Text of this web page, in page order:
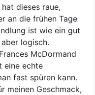
dieses raue,
an die frühen Tage
ist wie ein gut
logisch.
McDormand
eine echte
fast spüren kann.
meinen Geschmack,